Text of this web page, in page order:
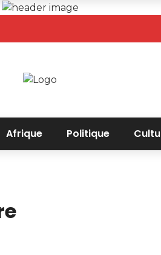
Afrique Politique